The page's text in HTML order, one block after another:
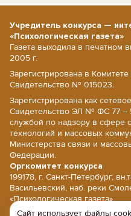
Учредитель конкурса —
«Психологическая газета»
Газета выходила в печатном
2005 г.
Зарегистрирована в
Свидетельство № 015023.
Зарегистрирована как
Свидетельство ЭЛ № ФС 77 –
службой по надзору в сфере
технологий и массовых
Министерства связи и
Федерации.
Оргкомитет конкурса
199178, г. Санкт-Петербург,
Васильевский, наб. реки
«Психологическая газета».
Сайт использует файлы